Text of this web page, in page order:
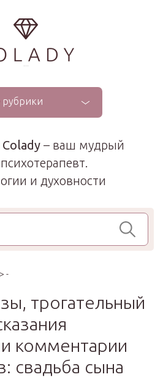
...
рубрики
– ваш мудрый
и духовности
> -
трогательный
комментарии
свадьба сына